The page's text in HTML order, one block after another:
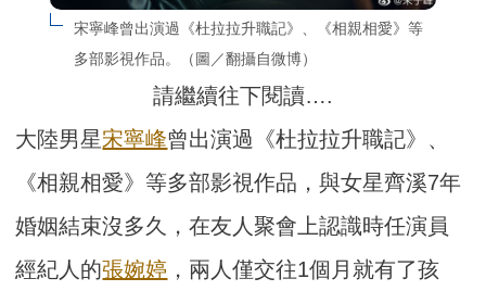
宋寧峰曾出演過《杜拉拉升職記》、《相親相愛》等
多部影視作品。（圖／翻攝自微博）
請繼續往下閱讀….
大陸男星宋寧峰曾出演過《杜拉拉升職記》、
《相親相愛》等多部影視作品，與女星齊溪7年
婚姻結束沒多久，在友人聚會上認識時任演員
經紀人的張婉婷 ，兩人僅交往1個月就有了孩